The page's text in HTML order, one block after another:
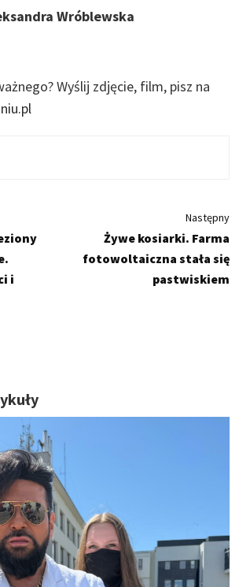
Wróblewska
Wyślij zdjęcie, film, pisz na
i
Następny
Żywe kosiarki. Farma
fotowoltaiczna stała się
pastwiskiem